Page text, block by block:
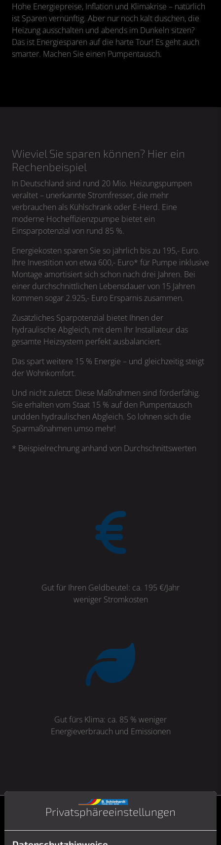
Hohe Energiepreise, Inflation und Klimakrise – natürlich
ist Sparen vernünftig. Aber nur noch kalt duschen, die
Heizung ausschalten und abends im Dunkeln sitzen?
Das ist Energiesparen auf die harte Tour! Es geht auch
smarter. Machen Sie einen Pumpentausch.
Wieviel Sie sparen können? Hier ein
Rechenbeispiel
In Deutschland sind rund 20 Mio. Heizungspumpen
veraltet – unerkannte Stromfresser, die mehr
verbrauchen als Kühlschrank oder E-Herd. Eine
moderne Hocheffizienzpumpe bietet ein
Einsparpotenzial von rund 85 %.
Energiekosten sparen Sie so jährlich bis zu 195,- Euro.
Ihre Investition von etwa 600,- Euro* für Pumpe inklusive
Montage amortisiert sich schon nach drei Jahren. Bei
einer durchschnittlichen Lebensdauer von 15 Jahren
kommen sogar 2.925,- Euro Ersparnis zusammen.
Zusätzliches Sparpotenzial bietet Ihnen der
hydraulische Abgleich, mit dem Ihr Installateur das
gesamte Heizsystem perfekt ausbalanciert.
Das spart weitere 15 % Energie – und gleichzeitig steigt
der Wohnkomfort.
Und nicht zuletzt: Diese Maßnahmen sind förderfähig.
Sie erhalten vom Staat 15 % auf den Pumpentausch
undden hydraulischen Abgleich. So lohnen sich die
Sparmaßnahmen umso mehr!
* Beispielrechnung anhand von Durchschnittswerten
Gut für Ihren Geldbeutel: ca. 195 €/Jahr
weniger Stromkosten
Gut fürs Klima: ca. 85 % weniger
Energieverbrauch und Emissionen
Privatsphäre­einstellungen